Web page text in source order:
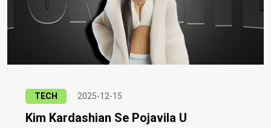
TECH 2025-12-15
Kim Kardashian Se Pojavila U